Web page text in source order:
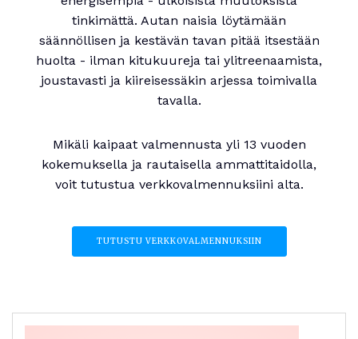
tinkimättä. Autan naisia löytämään
säännöllisen ja kestävän tavan pitää itsestään
huolta - ilman kitukuureja tai ylitreenaamista,
joustavasti ja kiireisessäkin arjessa toimivalla
tavalla.
Mikäli kaipaat valmennusta yli 13 vuoden
kokemuksella ja rautaisella ammattitaidolla,
voit tutustua verkkovalmennuksiini alta.
TUTUSTU VERKKOVALMENNUKSIIN